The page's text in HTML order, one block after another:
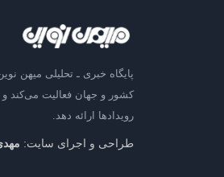
پایگاه خبری ـ تحلیلی میهن
کشور و جهان فعالیت می‌کند و
رویدادها ارائه دهد.
طراحی و اجرای سایت: